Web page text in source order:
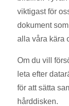
viktigast för
dokument
alla våra kära
Om du vill
leta efter
för att sätta
hårddisken.